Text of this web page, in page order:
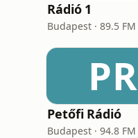
Rádió 1
Budapest · 89.5 FM
PR
Petőfi Rádió
Budapest · 94.8 FM